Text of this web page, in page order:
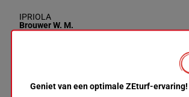
IPRIOLA
Brouwer W. M.
J.-D.D. Kokkes
1a Da 2a 3a
Geniet van een optimale ZEturf-ervaring!